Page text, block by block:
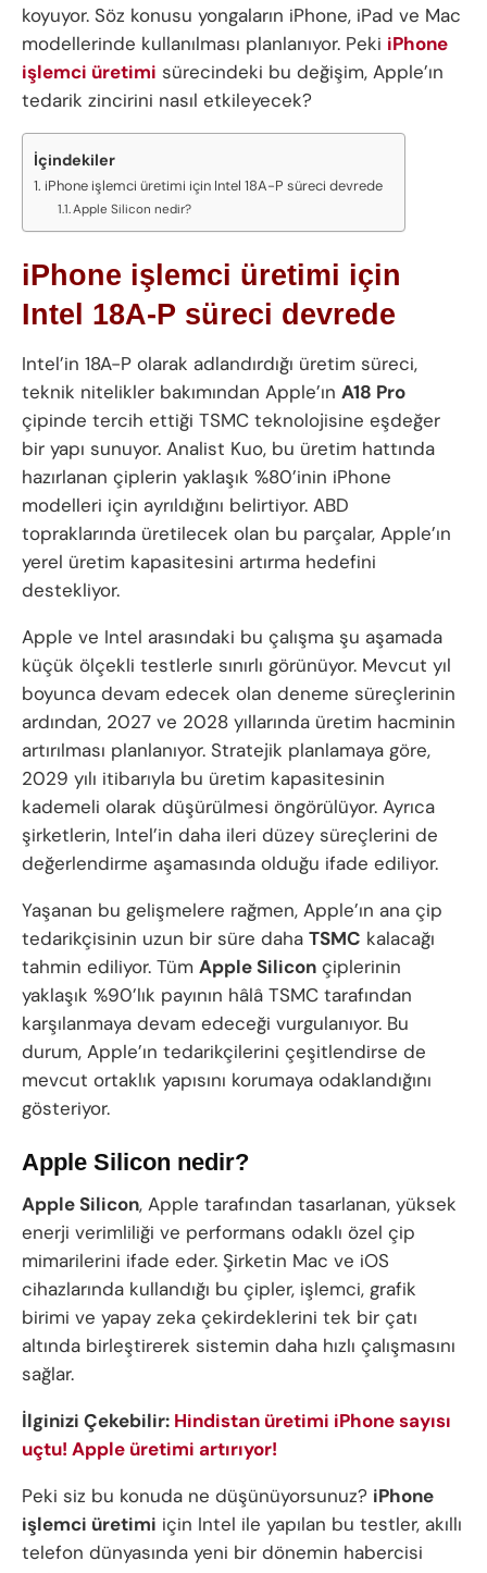
koyuyor. Söz konusu yongaların iPhone, iPad ve Mac
modellerinde kullanılması planlanıyor. Peki iPhone
işlemci üretimi sürecindeki bu değişim, Apple’ın
tedarik zincirini nasıl etkileyecek?
İçindekiler
iPhone işlemci üretimi için Intel 18A-P süreci devrede
Apple Silicon nedir?
iPhone işlemci üretimi için
Intel 18A-P süreci devrede
Intel’in 18A-P olarak adlandırdığı üretim süreci,
teknik nitelikler bakımından Apple’ın A18 Pro
çipinde tercih ettiği TSMC teknolojisine eşdeğer
bir yapı sunuyor. Analist Kuo, bu üretim hattında
hazırlanan çiplerin yaklaşık %80’inin iPhone
modelleri için ayrıldığını belirtiyor. ABD
topraklarında üretilecek olan bu parçalar, Apple’ın
yerel üretim kapasitesini artırma hedefini
destekliyor.
Apple ve Intel arasındaki bu çalışma şu aşamada
küçük ölçekli testlerle sınırlı görünüyor. Mevcut yıl
boyunca devam edecek olan deneme süreçlerinin
ardından, 2027 ve 2028 yıllarında üretim hacminin
artırılması planlanıyor. Stratejik planlamaya göre,
2029 yılı itibarıyla bu üretim kapasitesinin
kademeli olarak düşürülmesi öngörülüyor. Ayrıca
şirketlerin, Intel’in daha ileri düzey süreçlerini de
değerlendirme aşamasında olduğu ifade ediliyor.
Yaşanan bu gelişmelere rağmen, Apple’ın ana çip
tedarikçisinin uzun bir süre daha TSMC kalacağı
tahmin ediliyor. Tüm Apple Silicon çiplerinin
yaklaşık %90’lık payının hâlâ TSMC tarafından
karşılanmaya devam edeceği vurgulanıyor. Bu
durum, Apple’ın tedarikçilerini çeşitlendirse de
mevcut ortaklık yapısını korumaya odaklandığını
gösteriyor.
Apple Silicon nedir?
Apple Silicon, Apple tarafından tasarlanan, yüksek
enerji verimliliği ve performans odaklı özel çip
mimarilerini ifade eder. Şirketin Mac ve iOS
cihazlarında kullandığı bu çipler, işlemci, grafik
birimi ve yapay zeka çekirdeklerini tek bir çatı
altında birleştirerek sistemin daha hızlı çalışmasını
sağlar.
İlginizi Çekebilir: Hindistan üretimi iPhone sayısı
uçtu! Apple üretimi artırıyor!
Peki siz bu konuda ne düşünüyorsunuz? iPhone
işlemci üretimi için Intel ile yapılan bu testler, akıllı
telefon dünyasında yeni bir dönemin habercisi